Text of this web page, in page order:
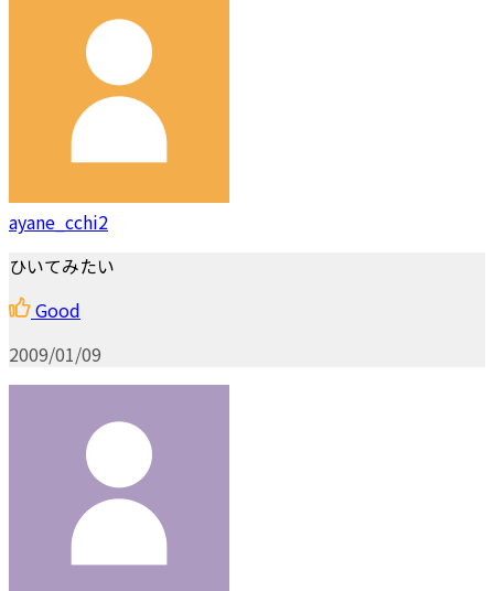
ayane_cchi2
ひいてみたい
Good
2009/01/09